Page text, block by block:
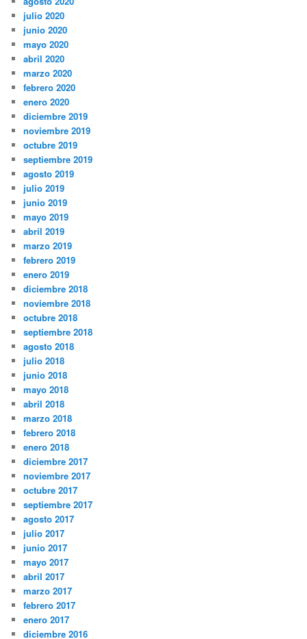
julio 2020
junio 2020
mayo 2020
abril 2020
marzo 2020
febrero 2020
enero 2020
diciembre 2019
noviembre 2019
octubre 2019
septiembre 2019
agosto 2019
julio 2019
junio 2019
mayo 2019
abril 2019
marzo 2019
febrero 2019
enero 2019
diciembre 2018
noviembre 2018
octubre 2018
septiembre 2018
agosto 2018
julio 2018
junio 2018
mayo 2018
abril 2018
marzo 2018
febrero 2018
enero 2018
diciembre 2017
noviembre 2017
octubre 2017
septiembre 2017
agosto 2017
julio 2017
junio 2017
mayo 2017
abril 2017
marzo 2017
febrero 2017
enero 2017
diciembre 2016